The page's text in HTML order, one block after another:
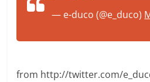
— e-duco (@e_duco)
from http://twitter.com/